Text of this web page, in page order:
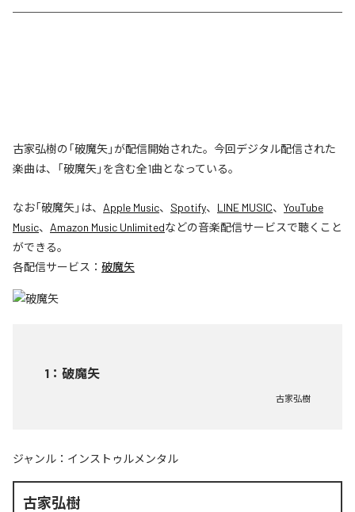
古家弘樹の「破魔矢」が配信開始された。今回デジタル配信された
楽曲は、「破魔矢」を含む全1曲となっている。
なお「破魔矢」は、 Apple Music、 Spotify、 LINE MUSIC、 YouTube
Music、 Amazon Music Unlimitedなどの音楽配信サービスで聴くこと
ができる。
各配信サービス： 破魔矢
1 ： 破魔矢
古家弘樹
ジャンル： インストゥルメンタル
古家弘樹